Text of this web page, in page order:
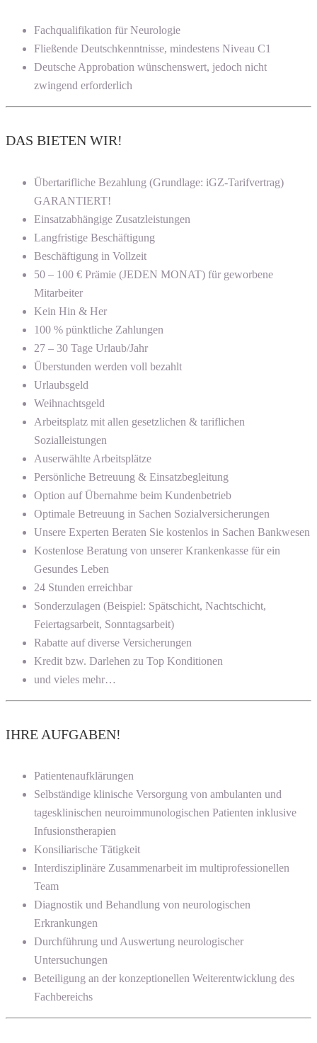
Fachqualifikation für Neurologie
Fließende Deutschkenntnisse, mindestens Niveau C1
Deutsche Approbation wünschenswert, jedoch nicht
zwingend erforderlich
DAS BIETEN WIR!
Übertarifliche Bezahlung (Grundlage: iGZ-Tarifvertrag)
GARANTIERT!
Einsatzabhängige Zusatzleistungen
Langfristige Beschäftigung
Beschäftigung in Vollzeit
50 – 100 € Prämie (JEDEN MONAT) für geworbene
Mitarbeiter
Kein Hin & Her
100 % pünktliche Zahlungen
27 – 30 Tage Urlaub/Jahr
Überstunden werden voll bezahlt
Urlaubsgeld
Weihnachtsgeld
Arbeitsplatz mit allen gesetzlichen & tariflichen
Sozialleistungen
Auserwählte Arbeitsplätze
Persönliche Betreuung & Einsatzbegleitung
Option auf Übernahme beim Kundenbetrieb
Optimale Betreuung in Sachen Sozialversicherungen
Unsere Experten Beraten Sie kostenlos in Sachen Bankwesen
Kostenlose Beratung von unserer Krankenkasse für ein
Gesundes Leben
24 Stunden erreichbar
Sonderzulagen (Beispiel: Spätschicht, Nachtschicht,
Feiertagsarbeit, Sonntagsarbeit)
Rabatte auf diverse Versicherungen
Kredit bzw. Darlehen zu Top Konditionen
und vieles mehr…
IHRE AUFGABEN!
Patientenaufklärungen
Selbständige klinische Versorgung von ambulanten und
tagesklinischen neuroimmunologischen Patienten inklusive
Infusionstherapien
Konsiliarische Tätigkeit
Interdisziplinäre Zusammenarbeit im multiprofessionellen
Team
Diagnostik und Behandlung von neurologischen
Erkrankungen
Durchführung und Auswertung neurologischer
Untersuchungen
Beteiligung an der konzeptionellen Weiterentwicklung des
Fachbereichs